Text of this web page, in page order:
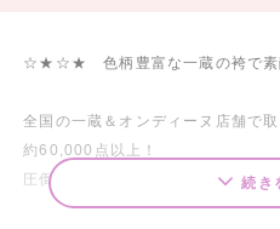
☆★☆★ 色柄豊富な一蔵の袴で
全国の一蔵＆オンディーヌ店舗で
約60,000点以上！
圧倒的な商品数で、お気に入りの一
続き